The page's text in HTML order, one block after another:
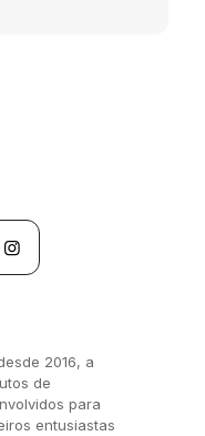
2016, a
de
para
entusiastas